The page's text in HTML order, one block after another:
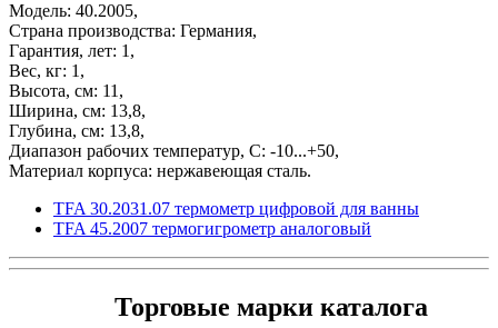
Модель: 40.2005,
Страна производства: Германия,
Гарантия, лет: 1,
Вес, кг: 1,
Высота, см: 11,
Ширина, см: 13,8,
Глубина, см: 13,8,
Диапазон рабочих температур, С: -10...+50,
Материал корпуса: нержавеющая сталь.
TFA 30.2031.07 термометр цифровой для ванны
TFA 45.2007 термогигрометр аналоговый
Торговые марки каталога